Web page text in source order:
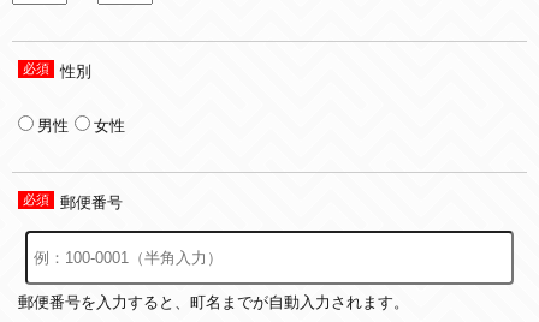
性別
男性 女性
郵便番号
郵便番号を入力すると、町名までが自動入力されます。